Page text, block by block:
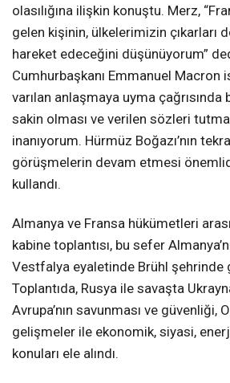
olasılığına ilişkin konuştu. Merz,
gelen kişinin, ülkelerimizin çıkarları
hareket edeceğini düşünüyorum”
Cumhurbaşkanı Emmanuel Macron
varılan anlaşmaya uyma çağrısında
sakin olması ve verilen sözleri
inanıyorum. Hürmüz Boğazı’nın
görüşmelerin devam etmesi
kullandı.
Almanya ve Fransa hükümetleri
kabine toplantısı, bu sefer
Vestfalya eyaletinde Brühl şehrinde
Toplantıda, Rusya ile savaşta
Avrupa’nın savunması ve güvenliği,
gelişmeler ile ekonomik, siyasi,
konuları ele alındı.